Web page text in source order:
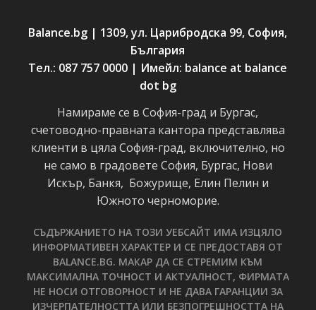
Balance.bg | 1309, ул. Царибродска 99, София,
България
Тел.: 087 757 0000 | Имейл: balance at balance
dot bg
Намираме се в София-град и Бургас,
счетоводно-правната кантора представлява
клиенти в цяла София-град, включително, но
не само в градовете София, Бургас, Нови
Искър, Банкя, Божурище, Елин Пелин и
Южното черноморие.
СЪДЪРЖАНИЕТО НА ТОЗИ УЕБСАЙТ ИМА ИЗЦЯЛО
ИНФОРМАТИВЕН ХАРАКТЕР И СЕ ПРЕДОСТАВЯ ОТ
BALANCE.BG. МАКАР ДА СЕ СТРЕМИМ КЪМ
МАКСИМАЛНА ТОЧНОСТ И АКТУАЛНОСТ, ФИРМАТА
НЕ НОСИ ОТГОВОРНОСТ И НЕ ДАВА ГАРАНЦИИ ЗА
ИЗЧЕРПАТЕЛНОСТТА ИЛИ БЕЗПОГРЕШНОСТТА НА